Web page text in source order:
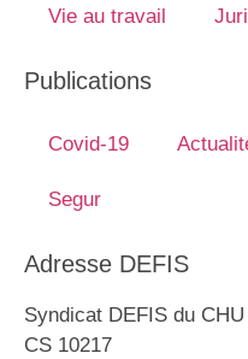
Vie au travail
Publications
Covid-19
Segur
Adresse DEFIS
Syndicat DEFIS du
CS 10217